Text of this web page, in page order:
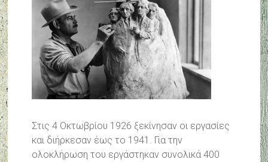
Στις 4 Οκτωβρίου 1926 ξεκίνησαν οι εργασίες
και διήρκεσαν έως το 1941. Για την
ολοκλήρωση του εργάστηκαν συνολικά 400